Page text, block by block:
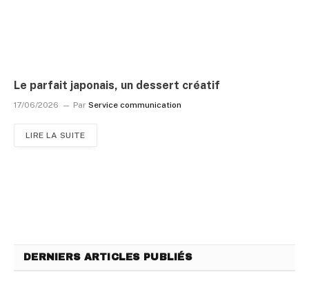
Le parfait japonais, un dessert créatif
17/06/2026 Par Service communication
LIRE LA SUITE
DERNIERS ARTICLES PUBLIÉS